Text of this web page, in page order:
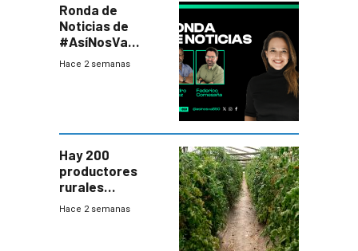
Ronda de
Noticias de
#AsíNosVa
(20/7/26)
Hace 2 semanas
Hay 200
productores
rurales
afectados tras
Hace 2 semanas